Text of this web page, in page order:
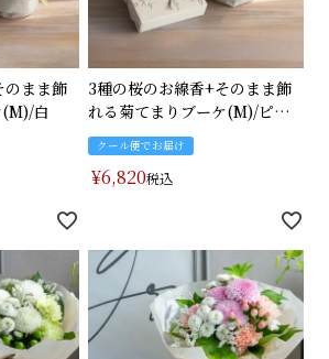
のまま飾
白
3種の桜のお線香+そのまま飾
れる菊てまりブーケ(M)/ピン
ククール便でお届け
¥6,820税込